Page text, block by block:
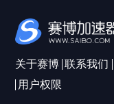
关于赛博 联系我们
用户权限